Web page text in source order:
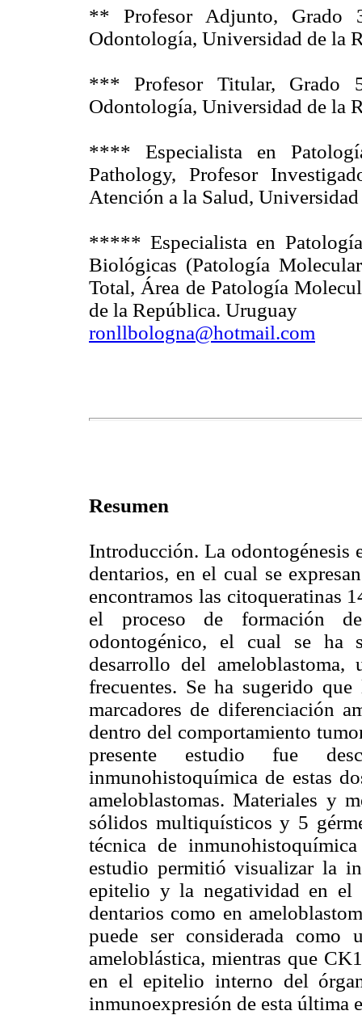
** Profesor Adjunto, Grado
Odontología, Universidad de la
*** Profesor Titular, Grado
Odontología, Universidad de la
**** Especialista en
Pathology, Profesor
Atención a la Salud,
***** Especialista en
Biológicas (Patología
Total, Área de Patología
de la República. Uruguay
ronllbologna@hotmail.com
Resumen
Introducción. La odontogénesis
dentarios, en el cual se
encontramos las citoqueratinas
el proceso de formación
odontogénico, el cual se ha
desarrollo del
frecuentes. Se ha sugerido
marcadores de diferenciación
dentro del comportamiento
presente estudio fue
inmunohistoquímica de estas
ameloblastomas. Materiales y
sólidos multiquísticos y 5
técnica de
estudio permitió visualizar la
epitelio y la negatividad en el
dentarios como en
puede ser considerada como
ameloblástica, mientras que
en el epitelio interno del
inmunoexpresión de esta última